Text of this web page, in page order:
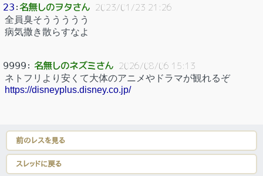
23 ：名無しのヲタさん 2023/01/23 21:26
全員臭そううううう
病気撒き散らすなよ
9999 ： 名無しのネズミさん 2026/08/06 15:13
ネトフリより安くて大体のアニメやドラマが観れるぞ
https://disneyplus.disney.co.jp/
前のレスを見る
スレッドに戻る